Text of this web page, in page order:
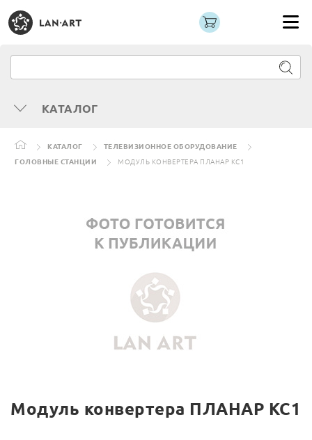
КАТАЛОГ
КАТАЛОГ
ТЕЛЕВИЗИОННОЕ ОБОРУДОВАНИЕ
ГОЛОВНЫЕ СТАНЦИИ
МОДУЛЬ КОНВЕРТЕРА ПЛАНАР КС1
Модуль конвертера ПЛАНАР КС1